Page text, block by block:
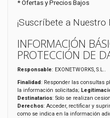
* Ofertas y Precios Bajos
¡Suscríbete a Nuestro
INFORMACIÓN
PROTECCIÓN DE
Responsable: EXONETWORKS, S.L..
Finalidad: Responder las consultas
la información solicitada;
Destinatarios: Solo se realizan
Derechos: Acceder, rectificar y
como se indica en la información